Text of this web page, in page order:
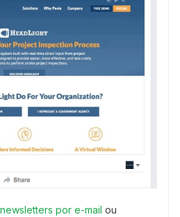
newsletters por e-mail ou